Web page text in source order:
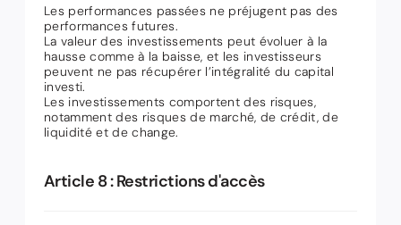
Les performances passées ne préjugent pas des
performances futures.
La valeur des investissements peut évoluer à la
hausse comme à la baisse, et les investisseurs
peuvent ne pas récupérer l’intégralité du capital
investi.
Les investissements comportent des risques,
notamment des risques de marché, de crédit, de
liquidité et de change.
Article 8 : Restrictions d'accès